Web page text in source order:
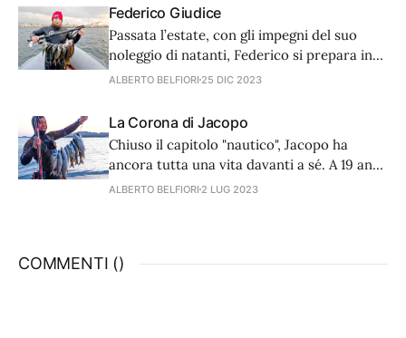
passione una professione.
Federico Giudice
Passata l’estate, con gli impegni del suo
noleggio di natanti, Federico si prepara in
attesa del Campionato italiano assoluto di
suo passato.
ALBERTO BELFIORI 25 DIC 2023
La Corona di Jacopo
Chiuso il capitolo "nautico", Jacopo ha
ancora tutta una vita davanti a sé. A 19 anni
può dedicarsi a tempo pieno alla pesca e
doppio elastico.
ALBERTO BELFIORI 2 LUG 2023
COMMENTI ()